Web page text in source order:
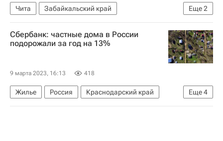
Еще2
Чита
Забайкальский край
Александр Осипов
ЖКХ
Сбербанк: частные дома в России
подорожали за год на 13%
9 марта 2023, 16:13 418
Еще4
Жилье Россия
Краснодарский край
Сбербанк России
ДомКлик